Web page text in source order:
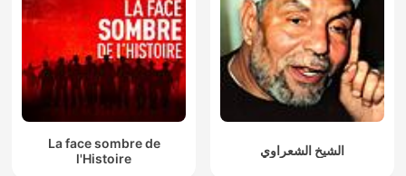
La face sombre de
l'Histoire
الشيخ الشعراوي